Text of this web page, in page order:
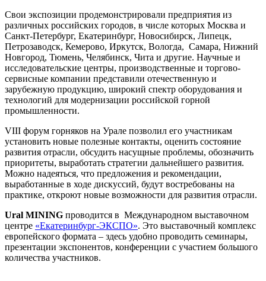
Свои экспозиции продемонстрировали предприятия из
различных российских городов, в числе которых Москва и
Санкт-Петербург, Екатеринбург, Новосибирск, Липецк,
Петрозаводск, Кемерово, Иркутск, Вологда, Самара, Нижний
Новгород, Тюмень, Челябинск, Чита и другие. Научные и
исследовательские центры, производственные и торгово-
сервисные компании представили отечественную и
зарубежную продукцию, широкий спектр оборудования и
технологий для модернизации российской горной
промышленности.
VIII форум горняков на Урале позволил его участникам
установить новые полезные контакты, оценить состояние
развития отрасли, обсудить насущные проблемы, обозначить
приоритеты, выработать стратегии дальнейшего развития.
Можно надеяться, что предложения и рекомендации,
выработанные в ходе дискуссий, будут востребованы на
практике, откроют новые возможности для развития отрасли.
Ural MINING проводится в Международном выставочном
центре «Екатеринбург-ЭКСПО». Это выставочный комплекс
европейского формата – здесь удобно проводить семинары,
презентации экспонентов, конференции с участием большого
количества участников.